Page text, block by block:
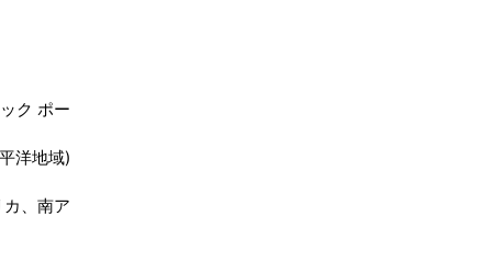
ク ポー
洋地域)
、南ア